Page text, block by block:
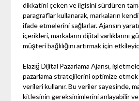
dikkatini çeken ve ilgisini sürdüren
paragraflar kullanarak, markaların
ifade etmelerini sağlarlar. Ajansın
içerikleri, markaların dijital varlıklarını
müşteri bağlılığını artırmak için
Elazığ Dijital Pazarlama Ajansı,
pazarlama stratejilerini optimize
verileri kullanır. Bu veriler sayesinde,
kitlesinin gereksinimlerini anlayabilir